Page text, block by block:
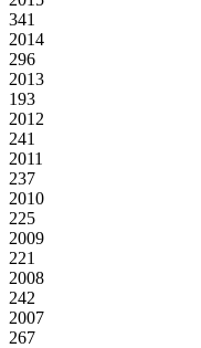
341
2014
296
2013
193
2012
241
2011
237
2010
225
2009
221
2008
242
2007
267